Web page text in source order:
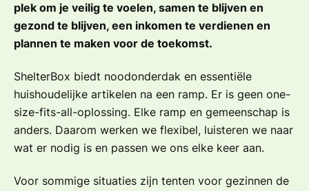
plek om je veilig te voelen, samen te blijven en
gezond te blijven, een inkomen te verdienen en
plannen te maken voor de toekomst.
ShelterBox biedt noodonderdak en essentiële
huishoudelijke artikelen na een ramp. Er is geen one-
size-fits-all-oplossing. Elke ramp en gemeenschap is
anders. Daarom werken we flexibel, luisteren we naar
wat er nodig is en passen we ons elke keer aan.
Voor sommige situaties zijn tenten voor gezinnen de